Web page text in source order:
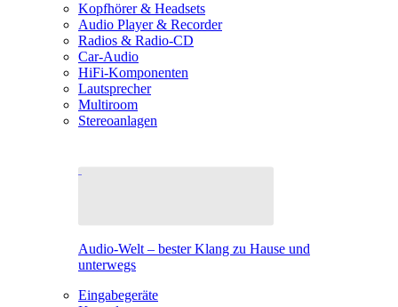
Kopfhörer & Headsets
Audio Player & Recorder
Radios & Radio-CD
Car-Audio
HiFi-Komponenten
Lautsprecher
Multiroom
Stereoanlagen
Audio-Welt – bester Klang zu Hause und
unterwegs
Eingabegeräte